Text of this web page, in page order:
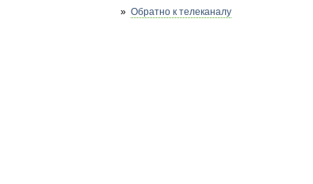
» Обратно к телеканалу